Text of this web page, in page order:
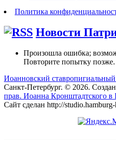
Политика
Новости
Произошла ошибка;
Повторите попытку позже.
Иоанновский
Санкт-Петербург. © 2026.
прав. Иоанна Кронштадтского в
Сайт сделан http://